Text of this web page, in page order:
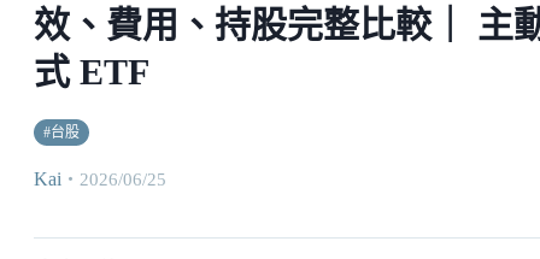
效、費用、持股完整比較｜ 主
式 ETF
#台股
Kai ・ 2026/06/25